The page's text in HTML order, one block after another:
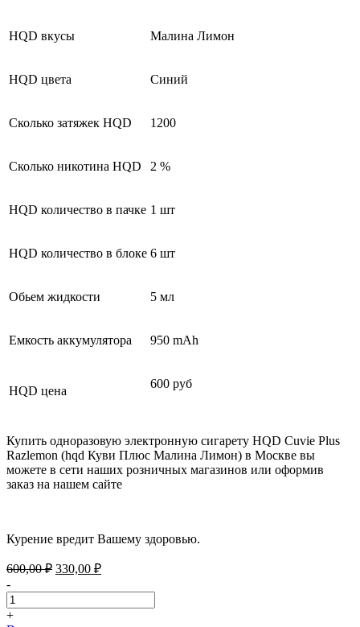
HQD вкусы Малина Лимон
HQD цвета Синий
Сколько затяжек HQD 1200
Сколько никотина HQD 2 %
HQD количество в пачке 1 шт
HQD количество в блоке 6 шт
Обьем жидкости 5 мл
Емкость аккумулятора 950 mAh
HQD цена
600 руб
Купить одноразовую электронную сигарету HQD Cuvie Plus
Razlemon (hqd Куви Плюс Малина Лимон) в Москве вы
можете в сети наших розничных магазинов или оформив
заказ на нашем сайте
Курение вредит Вашему здоровью.
600,00₽ Первоначальная
составляла
600,00 ₽.
330,00 ₽Текущая
330,00 ₽.
-
+